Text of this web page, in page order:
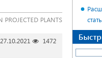
PLANTS
27.10.2021
1472